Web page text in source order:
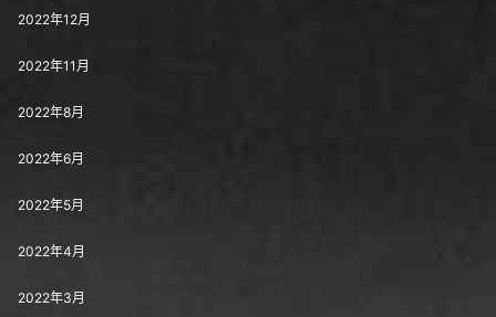
2022年12月
2022年11月
2022年8月
2022年6月
2022年5月
2022年4月
2022年3月